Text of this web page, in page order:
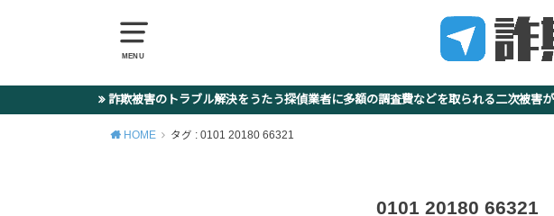
MENU
詐欺被害のトラブル解決をうたう探偵業者に多額の調査費などを取られる二次
HOME タグ : 0101 20180 66321
0101 20180 66321